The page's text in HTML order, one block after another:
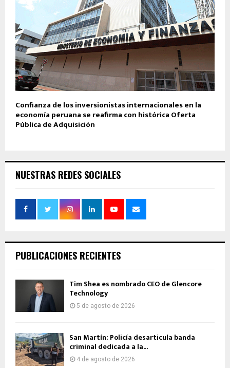
Confianza de los inversionistas internacionales en la
economía peruana se reafirma con histórica Oferta
Pública de Adquisición
NUESTRAS REDES SOCIALES
PUBLICACIONES RECIENTES
Tim Shea es nombrado CEO de Glencore
Technology
5 de agosto de 2026
San Martín: Policía desarticula banda
criminal dedicada a la...
4 de agosto de 2026